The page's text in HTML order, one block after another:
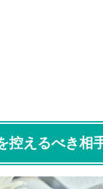
控えるべき相